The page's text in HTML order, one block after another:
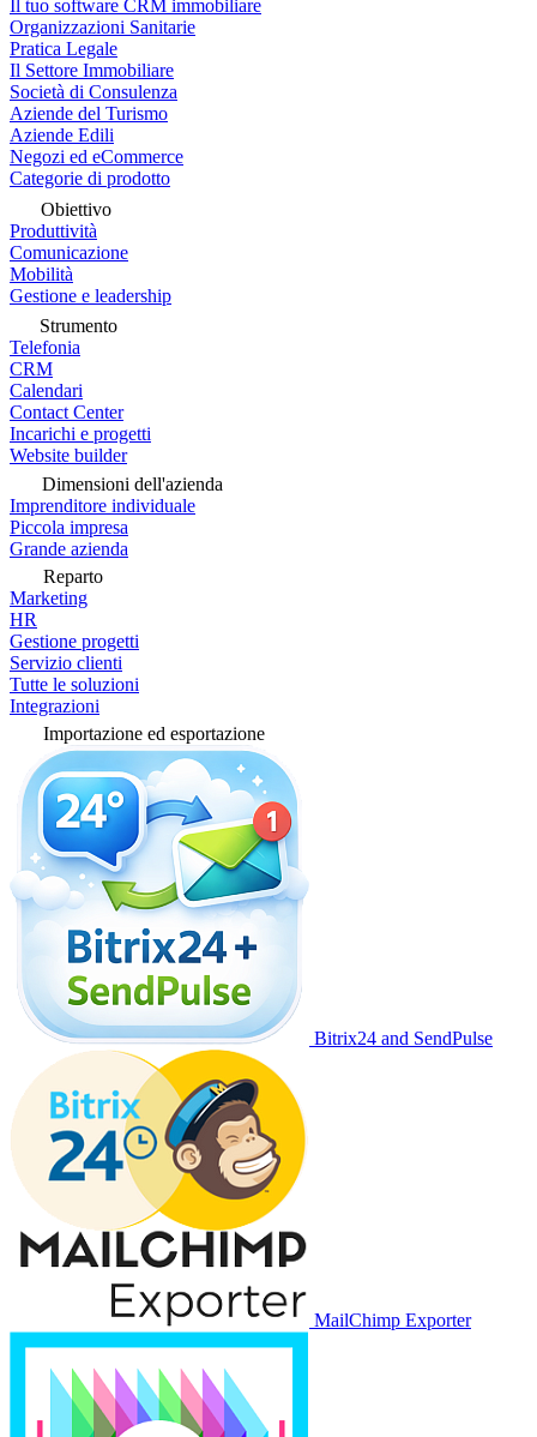
Il tuo software CRM immobiliare
Organizzazioni Sanitarie
Pratica Legale
Il Settore Immobiliare
Società di Consulenza
Aziende del Turismo
Aziende Edili
Negozi ed eCommerce
Categorie di prodotto
Obiettivo
Produttività
Comunicazione
Mobilità
Gestione e leadership
Strumento
Telefonia
CRM
Calendari
Contact Center
Incarichi e progetti
Website builder
Dimensioni dell'azienda
Imprenditore individuale
Piccola impresa
Grande azienda
Reparto
Marketing
HR
Gestione progetti
Servizio clienti
Tutte le soluzioni
Integrazioni
Importazione ed esportazione
Bitrix24 and SendPulse
MailChimp Exporter